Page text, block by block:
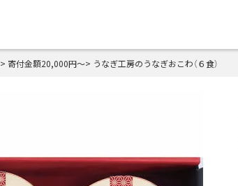
寄付金額20,000円～ うなぎ工房のうなぎおこわ（６食）